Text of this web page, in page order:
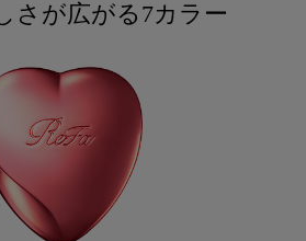
さが広がる7カラー